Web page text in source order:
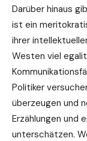
Darüber hinaus
ist ein
ihrer
Westen viel
Politiker
überzeugen und
Erzählungen und
unterschätzen.